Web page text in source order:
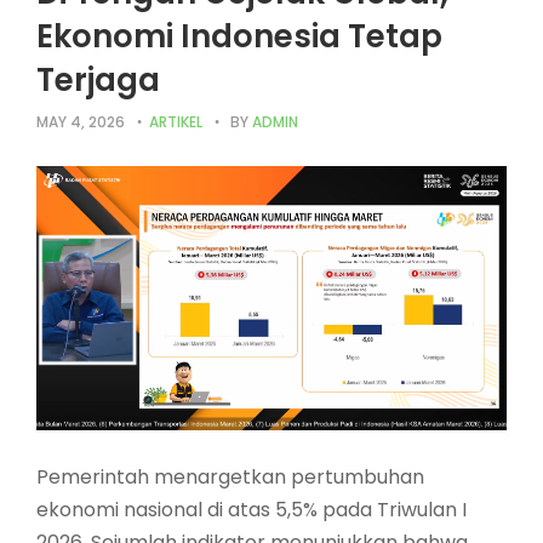
Ekonomi Indonesia Tetap
Terjaga
MAY 4, 2026 ARTIKEL BYADMIN
Pemerintah menargetkan pertumbuhan
ekonomi nasional di atas 5,5% pada Triwulan I